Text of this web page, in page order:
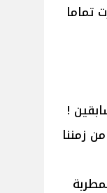
تماما
!
من زمننا